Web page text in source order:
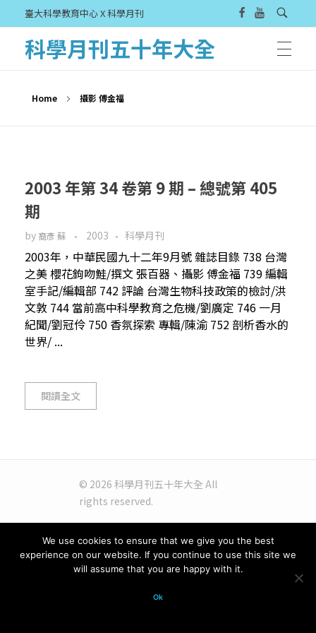
臺大科學教育中心 X 科學月刊
科學月刊五十年大全
Home 攝影 傅金福
2003 年第 34 卷第 9 期 – 總號第 405
期
by 裔彥 蘇 2003 科學月刊
2003年，中華民國九十二年9月號 雜誌目錄 738 台灣
之美 櫻花鉤吻鮭/撰文 張百器、攝影 傅金福 739 編輯
室手記/編輯部 742 評論 台灣生物科技政策的檢討/洪
文敦 744 當前高中科學教育之危機/劉廣定 746 一月
紀聞/劉冠伶 750 香氛探索 專輯/陳渝 752 剖析香水的
世界/ ...
閱讀全文
© 2026 科學月刊五十年大全 All
rights reserved.
We use cookies to ensure that we give you the best
experience on our website. If you continue to use this site we
will assume that you are happy with it.
Ok